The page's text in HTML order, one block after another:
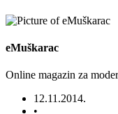
eMuškarac
Online magazin za
12.11.2014.
•